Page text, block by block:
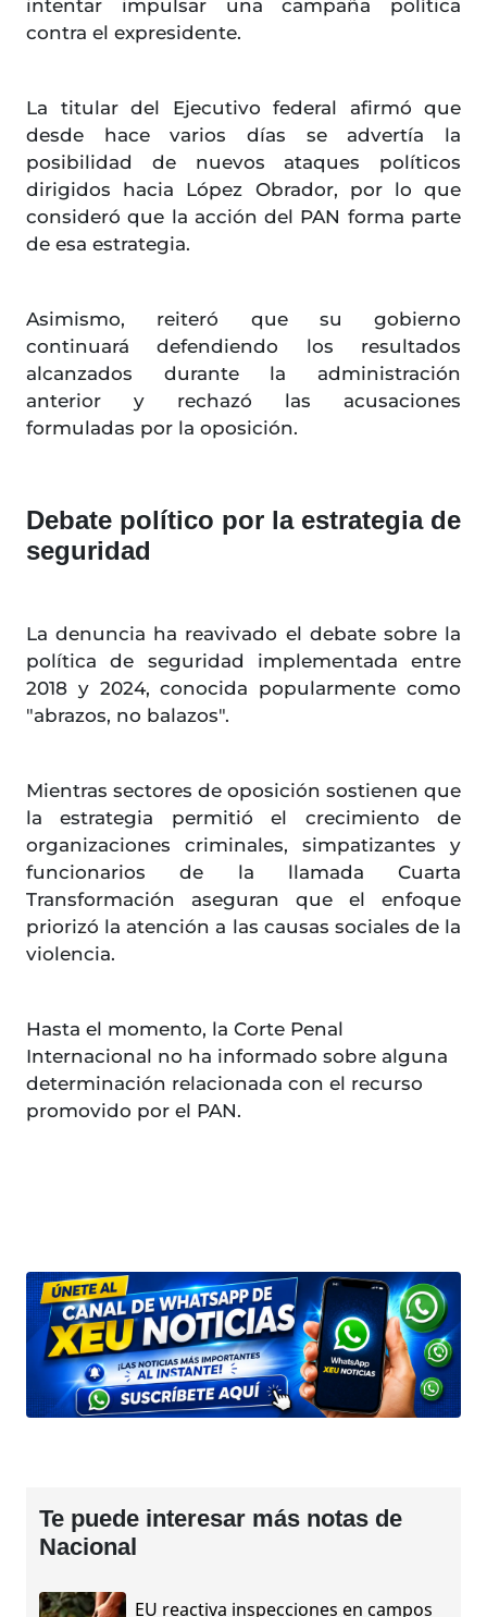
intentar impulsar una campaña política
contra el expresidente.
La titular del Ejecutivo federal afirmó que
desde hace varios días se advertía la
posibilidad de nuevos ataques políticos
dirigidos hacia López Obrador, por lo que
consideró que la acción del PAN forma parte
de esa estrategia.
Asimismo, reiteró que su gobierno
continuará defendiendo los resultados
alcanzados durante la administración
anterior y rechazó las acusaciones
formuladas por la oposición.
Debate político por la estrategia de
seguridad
La denuncia ha reavivado el debate sobre la
política de seguridad implementada entre
2018 y 2024, conocida popularmente como
"abrazos, no balazos".
Mientras sectores de oposición sostienen que
la estrategia permitió el crecimiento de
organizaciones criminales, simpatizantes y
funcionarios de la llamada Cuarta
Transformación aseguran que el enfoque
priorizó la atención a las causas sociales de la
violencia.
Hasta el momento, la Corte Penal
Internacional no ha informado sobre alguna
determinación relacionada con el recurso
promovido por el PAN.
Te puede interesar más notas de
Nacional
EU reactiva inspecciones en campos